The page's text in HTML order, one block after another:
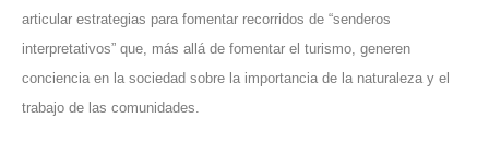
articular estrategias para fomentar recorridos de “senderos
interpretativos” que, más allá de fomentar el turismo, generen
conciencia en la sociedad sobre la importancia de la naturaleza y el
trabajo de las comunidades.